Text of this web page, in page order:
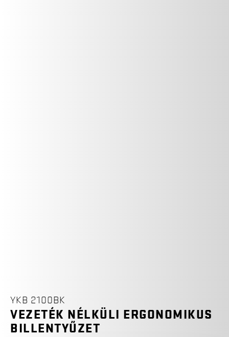
YKB 2100BK
VEZETÉK NÉLKÜLI ERGONOMIKUS
BILLENTYŰZET